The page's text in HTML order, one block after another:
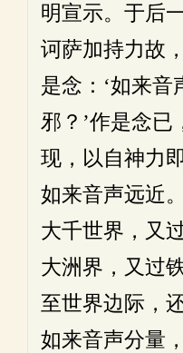
明宣示。于后
诃萨加持力故
是念：‘如来音
邪？’作是念已
现，以自神力
如来音声远近
大千世界，又
大洲界，又过
至世界边际，
如来音声分量